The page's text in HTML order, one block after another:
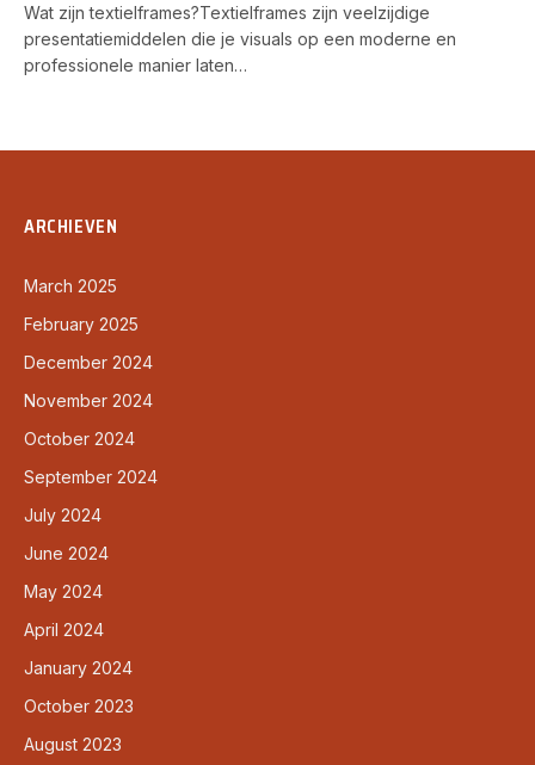
Wat zijn textielframes?Textielframes zijn veelzijdige
presentatiemiddelen die je visuals op een moderne en
professionele manier laten…
ARCHIEVEN
March 2025
February 2025
December 2024
November 2024
October 2024
September 2024
July 2024
June 2024
May 2024
April 2024
January 2024
October 2023
August 2023